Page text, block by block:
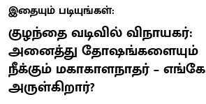
இதையும் படியுங்கள்:
குழந்தை வடிவில் விநாயகர்:
அனைத்து தோஷங்களையும்
நீக்கும் மகாகாளநாதர் – எங்கே
அருள்கிறார்?